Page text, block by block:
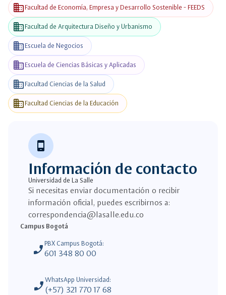
businessFacultad de Economía, Empresa y Desarrollo Sostenible - FEEDS
businessFacultad de Arquitectura Diseño y Urbanismo
businessEscuela de Negocios
businessEscuela de Ciencias Básicas y Aplicadas
businessFacultad Ciencias de la Salud
businessFacultad Ciencias de la Educación
phone_android
Información de contacto
Universidad de La Salle
Si necesitas enviar documentación o recibir
información oficial, puedes escribirnos a:
correspondencia@lasalle.edu.co
Campus Bogotá
phone_enabled PBX Campus Bogotá:
601 348 80 00
phone_enabled WhatsApp Universidad:
(+57) 321 770 17 68